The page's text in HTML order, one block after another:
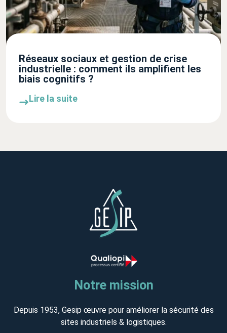
Réseaux sociaux et gestion de crise
industrielle : comment ils amplifient les
biais cognitifs ?
Lire la suite
Notre mission
Depuis 1953, Gesip œuvre pour améliorer la sécurité des
sites industriels & logistiques.